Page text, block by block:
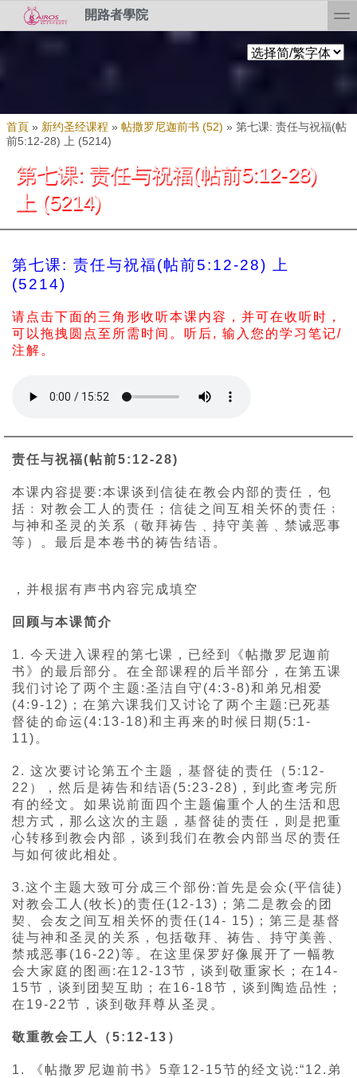
移至主內容
Skip to search
開路者學院
您在這裡
首頁 » 新约圣经课程 »帖撒罗尼迦前书 (52) »第七课: 责任与祝福(帖
前5:12-28) 上 (5214)
第七课: 责任与祝福(帖前5:12-28)
上 (5214)
第七课: 责任与祝福(帖前5:12-28) 上
(5214)
请点击下面的三角形收听本课内容，并可在收听时，
可以拖拽圆点至所需时间。 听后, 输入您的学习笔记/
注解。
责任与祝福(帖前5:12-28)
本课内容提要:本课谈到信徒在教会内部的责任，包
括﹕对教会工人的责任；信徒之间互相关怀的责任﹔
与神和圣灵的关系（敬拜祷告﹑持守美善﹑禁诫恶事
等）。最后是本卷书的祷告结语。
，并根据有声书内容完成填空
回顾与本课简介
1. 今天进入课程的第七课，已经到《帖撒罗尼迦前
书》的最后部分。在全部课程的后半部分，在第五课
我们讨论了两个主题:圣洁自守(4:3-8)和弟兄相爱
(4:9-12)；在第六课我们又讨论了两个主题:已死基
督徒的命运(4:13-18)和主再来的时候日期(5:1-
11)。
2. 这次要讨论第五个主题，基督徒的责任（5:12-
22），然后是祷告和结语(5:23-28)，到此查考完所
有的经文。如果说前面四个主题偏重个人的生活和思
想方式，那么这次的主题，基督徒的责任，则是把重
心转移到教会内部，谈到我们在教会内部当尽的责任
与如何彼此相处。
3.这个主题大致可分成三个部份:首先是会众(平信徒)
对教会工人(牧长)的责任(12-13)；第二是教会的团
契、会友之间互相关怀的责任(14- 15)；第三是基督
徒与神和圣灵的关系，包括敬拜、祷告、持守美善、
禁戒恶事(16-22)等。在这里保罗好像展开了一幅教
会大家庭的图画:在12-13节，谈到敬重家长；在14-
15节，谈到团契互助；在16-18节，谈到陶造品性；
在19-22节，谈到敬拜尊从圣灵。
敬重教会工人（5:12-13）
1. 《帖撒罗尼迦前书》5章12-15节的经文说:“12.弟